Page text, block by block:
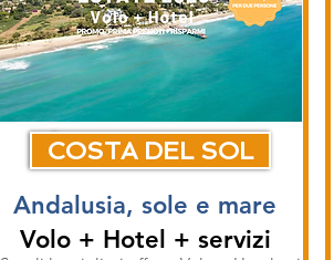
COSTA DEL SOL
Andalusia, sole e mare
Volo + Hotel + servizi